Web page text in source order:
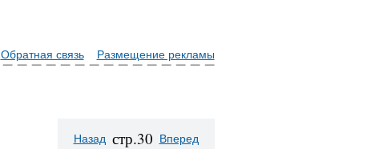
Обратная связь Размещение рекламы
Назад стр.30 Вперед